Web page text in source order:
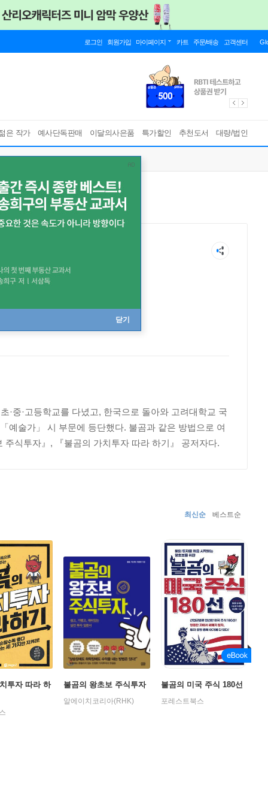
로그인 회원가입 마이페이지 카트 주문/배송 고객센터
은 작가 예사단독판매 이달의사은품 특가할인 추천도서 대량/법인
닫기
중·고등학교를 다녔고, 한국으로 돌아와 고려대학교 국
예술가」 시 부문에 등단했다. 불곰과 같은 방법으로 여
식투자』, 『불곰의 가치투자 따라 하기』 공저자다.
최신순 베스트순
투자 따라 하 불곰의 왕초보 주식투자
알에이치코리아(RHK)
불곰의 미국 주식 180선
포레스트북스